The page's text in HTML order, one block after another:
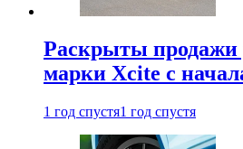
Раскрыты продажи
марки Xcite с
1 год спустя1 год спустя